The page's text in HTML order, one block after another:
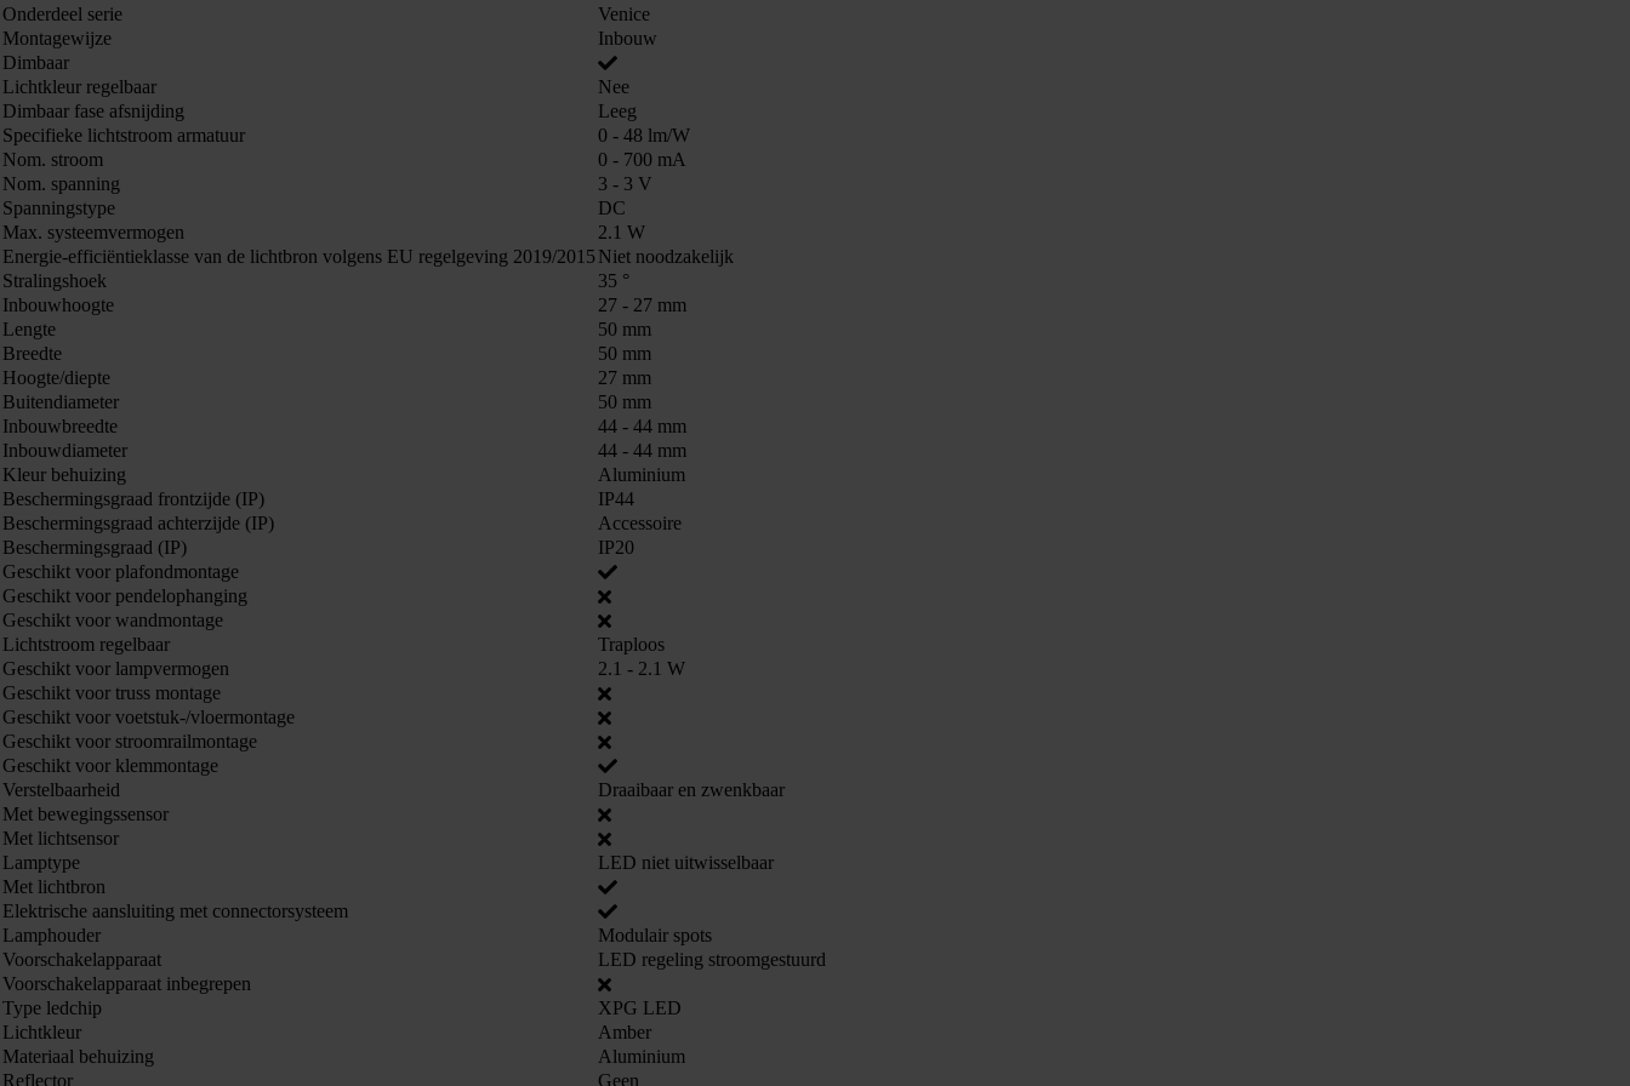
Onderdeel serie
Venice
Montagewijze
Inbouw
Dimbaar
Lichtkleur regelbaar
Nee
Dimbaar fase afsnijding
Leeg
Specifieke lichtstroom armatuur
0 - 48 lm/W
Nom. stroom
0 - 700 mA
Nom. spanning
3 - 3 V
Spanningstype
DC
Max. systeemvermogen
2.1 W
Energie-efficiëntieklasse van de lichtbron volgens EU regelgeving 2019/2015 Niet noodzakelijk
Stralingshoek
35 °
Inbouwhoogte
27 - 27 mm
Lengte
50 mm
Breedte
50 mm
Hoogte/diepte
27 mm
Buitendiameter
50 mm
Inbouwbreedte
44 - 44 mm
Inbouwdiameter
44 - 44 mm
Kleur behuizing
Aluminium
Beschermingsgraad frontzijde (IP)
IP44
Beschermingsgraad achterzijde (IP)
Accessoire
Beschermingsgraad (IP)
IP20
Geschikt voor plafondmontage
Geschikt voor pendelophanging
Geschikt voor wandmontage
Lichtstroom regelbaar
Traploos
Geschikt voor lampvermogen
2.1 - 2.1 W
Geschikt voor truss montage
Geschikt voor voetstuk-/vloermontage
Geschikt voor stroomrailmontage
Geschikt voor klemmontage
Verstelbaarheid
Draaibaar en zwenkbaar
Met bewegingssensor
Met lichtsensor
Lamptype
LED niet uitwisselbaar
Met lichtbron
Elektrische aansluiting met connectorsysteem
Lamphouder
Modulair spots
Voorschakelapparaat
LED regeling stroomgestuurd
Voorschakelapparaat inbegrepen
Type ledchip
XPG LED
Lichtkleur
Amber
Materiaal behuizing
Aluminium
Reflector
Geen